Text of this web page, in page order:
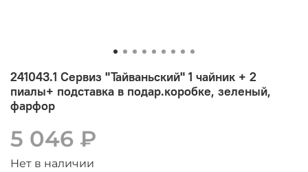
241043.1 Сервиз "Тайваньский" 1 чайник + 2
пиалы+ подставка в подар.коробке, зеленый,
фарфор
5 046 ₽
Нет в наличии